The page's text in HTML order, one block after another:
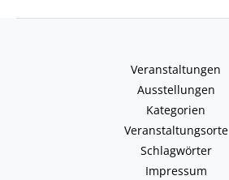
Veranstaltungen
Ausstellungen
Kategorien
Veranstaltungsorte
Schlagwörter
Impressum